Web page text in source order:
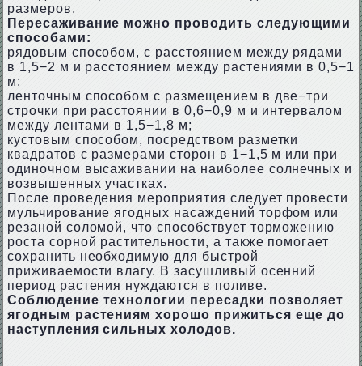
размеров.
Пересаживание можно проводить следующими
способами:
рядовым способом, с расстоянием между рядами
в 1,5−2 м и расстоянием между растениями в 0,5−1
м;
ленточным способом с размещением в две−три
строчки при расстоянии в 0,6−0,9 м и интервалом
между лентами в 1,5−1,8 м;
кустовым способом, посредством разметки
квадратов с размерами сторон в 1−1,5 м или при
одиночном высаживании на наиболее солнечных и
возвышенных участках.
После проведения мероприятия следует провести
мульчирование ягодных насаждений торфом или
резаной соломой, что способствует торможению
роста сорной растительности, а также помогает
сохранить необходимую для быстрой
приживаемости влагу. В засушливый осенний
период растения нуждаются в поливе.
Соблюдение технологии пересадки позволяет
ягодным растениям хорошо прижиться еще до
наступления сильных холодов.